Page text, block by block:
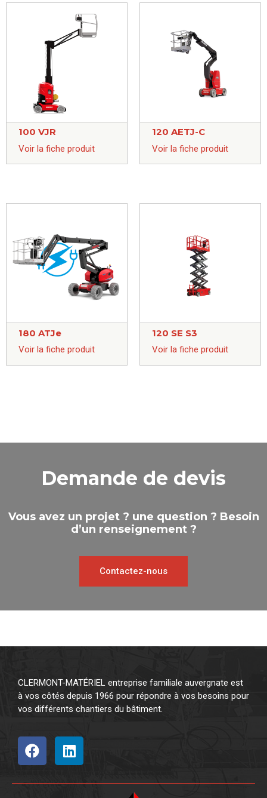
100 VJR
Voir la fiche produit
120 AETJ-C
Voir la fiche produit
180 ATJe
Voir la fiche produit
120 SE S3
Voir la fiche produit
Demande de devis
Vous avez un projet ? une question ? Besoin
d’un renseignement ?
Contactez-nous
CLERMONT-MATÉRIEL entreprise familiale auvergnate est
à vos côtés depuis 1966 pour répondre à vos besoins pour
vos différents chantiers du bâtiment.